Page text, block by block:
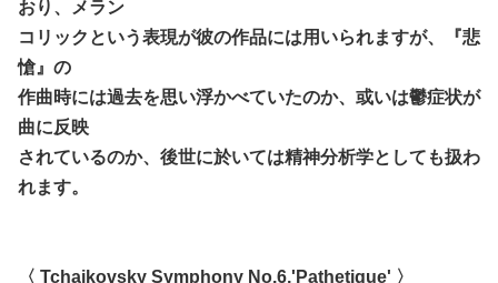
おり、メラン
コリックという表現が彼の作品には用いられますが、『悲
愴』の
作曲時には過去を思い浮かべていたのか、或いは鬱症状が
曲に反映
されているのか、後世に於いては精神分析学としても扱わ
れます。
〈 Tchaikovsky Symphony No.6,'Pathetique' 〉